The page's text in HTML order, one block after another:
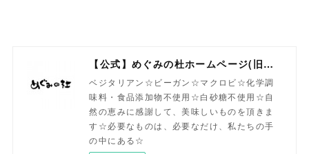
【公式】めぐみの杜ホームページ(旧自然食工房）
ベジタリアン☆ビーガン☆マクロビ☆化学調
味料・食品添加物不使用☆白砂糖不使用☆自
然の恵みに感謝して、美味しいものを頂きま
す☆必要なものは、必要なだけ、私たちの手
の中にある☆